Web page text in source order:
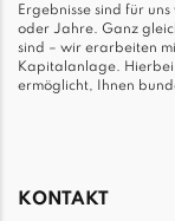
Ergebnisse sind für
oder Jahre. Ganz
sind – wir erarbeiten
Kapitalanlage. Hierbei
ermöglicht, Ihnen
KONTAKT